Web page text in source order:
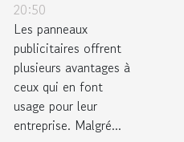
publicitaires
pour votre
entreprise ?
20:50
Les panneaux
publicitaires offrent
plusieurs avantages à
ceux qui en font
usage pour leur
entreprise. Malgré...